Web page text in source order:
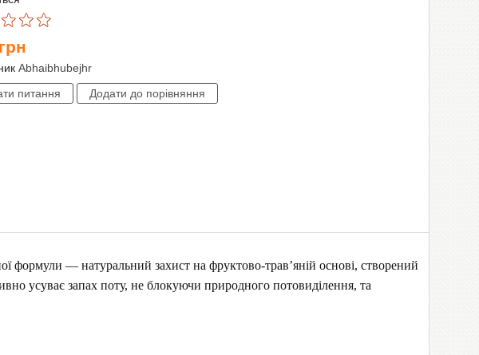
грн
Abhaibhubejhr
формули — натуральний захист на фруктово-трав’яній основі, створений
усуває запах поту, не блокуючи природного потовиділення, та